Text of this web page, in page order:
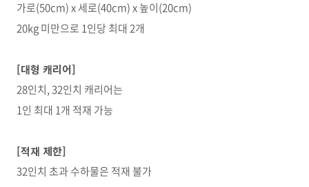
가로(50cm) x 세로(40cm) x 높이(20cm)
20kg 미만으로 1인당 최대 2개
[대형 캐리어]
28인치, 32인치 캐리어는
1인 최대 1개 적재 가능
[적재 제한]
32인치 초과 수하물은 적재 불가